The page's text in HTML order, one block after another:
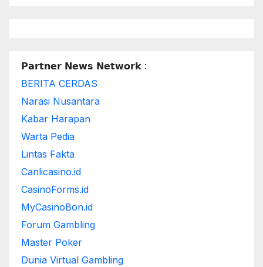
𝗣𝗮𝗿𝘁𝗻𝗲𝗿 𝗡𝗲𝘄𝘀 𝗡𝗲𝘁𝘄𝗼𝗿𝗸 :
BERITA CERDAS
Narasi Nusantara
Kabar Harapan
Warta Pedia
Lintas Fakta
Canlicasino.id
CasinoForms.id
MyCasinoBon.id
Forum Gambling
Master Poker
Dunia Virtual Gambling